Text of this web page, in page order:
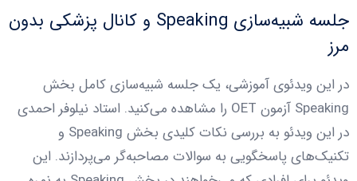
جلسه شبیه‌سازی Speaking و کانال پزشکی بدون
مرز
در این ویدئوی آموزشی، یک جلسه شبیه‌سازی کامل بخش
Speaking آزمون OET را مشاهده می‌کنید. استاد نیلوفر احمدی
در این ویدئو به بررسی نکات کلیدی بخش Speaking و
تکنیک‌های پاسخگویی به سوالات مصاحبه‌گر می‌پردازند. این